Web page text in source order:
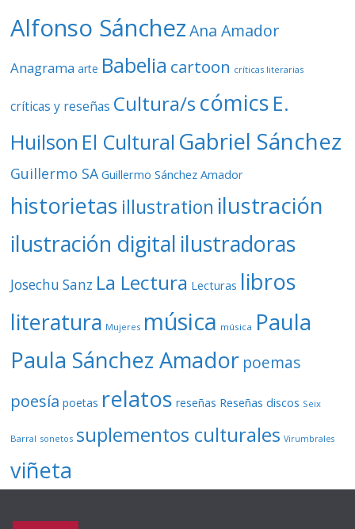
Alfonso Sánchez Ana Amador
Anagrama arte Babelia cartoon críticas literarias
críticas y reseñas Cultura/s cómics E.
Huilson El Cultural Gabriel Sánchez
Guillermo SA Guillermo Sánchez Amador
historietas illustration ilustración
ilustración digital ilustradoras
Josechu Sanz La Lectura Lecturas libros
literatura Mujeres música música Paula
Paula Sánchez Amador poemas
poesía poetas relatos reseñas Reseñas discos Seix
Barral sonetos suplementos culturales Virumbrales
viñeta